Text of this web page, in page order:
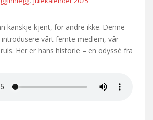
kanskje kjent, for andre ikke. Denne
vårt femte medlem, vår
Her er hans historie – en odyssé fra